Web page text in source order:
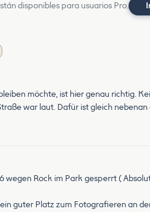
disponibles para usuarios Pro.
möchte, ist hier genau richtig.
war laut. Dafür ist gleich
wegen Rock im Park gesperrt (
guter Platz zum Fotografieren an